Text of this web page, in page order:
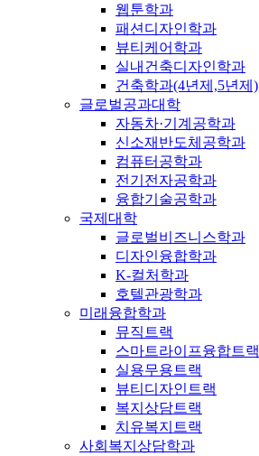
웹툰학과
패션디자인학과
뷰티케어학과
실내건축디자인학과
건축학과(4년제,5년제)
글로벌공과대학
자동차·기계공학과
신소재반도체공학과
컴퓨터공학과
전기전자공학과
융합기술공학과
국제대학
글로벌비즈니스학과
디자인융합학과
K-컬처학과
호텔관광학과
미래융합학과
뮤직트랙
스마트라이프융합트랙
실용무용트랙
뷰티디자인트랙
복지상담트랙
치유복지트랙
사회복지상담학과